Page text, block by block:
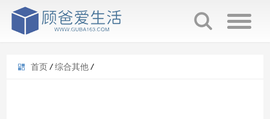
首页 / 综合其他 /